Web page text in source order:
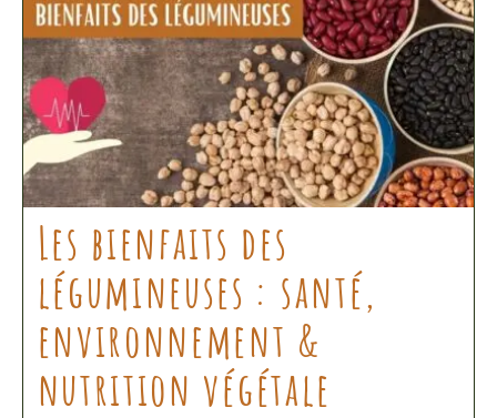
Les bienfaits des
légumineuses : santé,
environnement &
nutrition végétale